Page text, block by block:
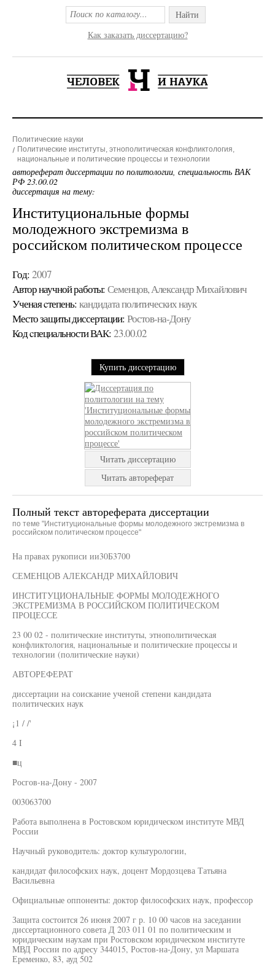
Найти
Как заказать диссертацию?
Политические науки
Политические институты, этнополитическая конфликтология,
национальные и политические процессы и технологии
автореферат диссертации по политологии, специальность ВАК
РФ 23.00.02
диссертация на тему:
Институциональные формы
молодежного экстремизма в
российском политическом процессе
Год: 2007
Автор научной работы: Семенцов, Александр Михайлович
Ученая cтепень: кандидата политических наук
Место защиты диссертации: Ростов-на-Дону
Код cпециальности ВАК: 23.00.02
Купить диссертацию
Читать диссертацию
Читать автореферат
Полный текст автореферата диссертации
по теме "Институциональные формы молодежного экстремизма в
российском политическом процессе"
На правах рукописи ии30Б3700
СЕМЕНЦОВ АЛЕКСАНДР МИХАЙЛОВИЧ
ИНСТИТУЦИОНАЛЬНЫЕ ФОРМЫ МОЛОДЕЖНОГО
ЭКСТРЕМИЗМА В РОССИЙСКОМ ПОЛИТИЧЕСКОМ
ПРОЦЕССЕ
23 00 02 - политические институты, этнополитическая
конфликтология, национальные и политические процессы и
технологии (политические науки)
АВТОРЕФЕРАТ
диссертации на соискание ученой степени кандидата
политических наук
¡1 / /'
4 I
■ц
Росгов-на-Дону - 2007
003063700
Работа выполнена в Ростовском юридическом институте МВД
России
Научный руководитель: доктор культурологии,
кандидат философских наук, доцент Мордозцева Татьяна
Васильевна
Официальные оппоненты: доктор философских наук, профессор
Защита состоится 26 июня 2007 г р. 10 00 часов на заседании
диссертационного совета Д 203 011 01 по политическим и
юридическим наухам при Ростовском юридическом институте
МВД России по адресу 344015, Ростов-на-Дону, ул Маршата
Еременко, 83, ауд 502